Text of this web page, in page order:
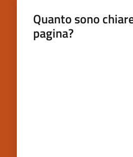
Quanto sono
pagina?